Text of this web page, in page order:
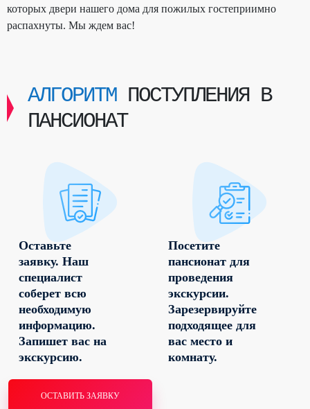
которых двери нашего дома для пожилых гостеприимно
распахнуты. Мы ждем вас!
АЛГОРИТМПОСТУПЛЕНИЯ В
ПАНСИОНАТ
Оставьте
заявку. Наш
специалист
соберет всю
необходимую
информацию.
Запишет вас на
экскурсию.
ОСТАВИТЬ ЗАЯВКУ
Посетите
пансионат для
проведения
экскурсии.
Зарезервируйте
подходящее для
вас место и
комнату.